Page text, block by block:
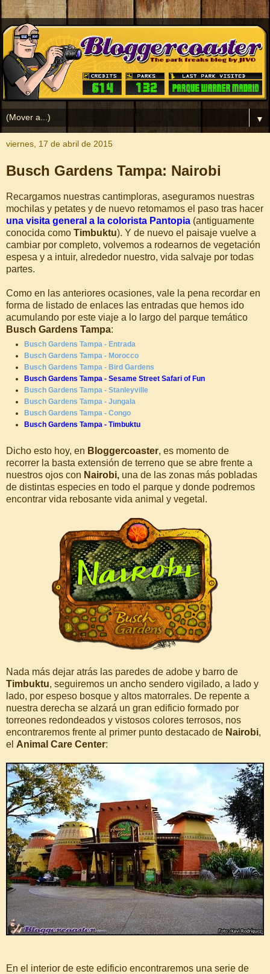
▼
viernes, 17 de abril de 2015
Busch Gardens Tampa: Nairobi
Recargamos nuestras cantimploras, aseguramos nuestras
mochilas y petates y de nuevo retomamos el paso tras hacer
una visita general a la colorista Pantopia (antiguamente
conocida como Timbuktu). Y de nuevo el paisaje vuelve a
cambiar por completo, volvemos a rodearnos de vegetación
espesa y a intuir, alrededor nuestro, vida salvaje por todas
partes.
Como en las anteriores ocasiones, vale la pena recordar en
forma de listado de enlaces las entradas que hemos ido
acumulando por este viaje a lo largo del parque temático
Busch Gardens Tampa:
Busch Gardens Tampa - Entrada
Busch Gardens Tampa - Morocco
Busch Gardens Tampa - Bird Gardens
Busch Gardens Tampa - Sesame Street Safari of Fun
Busch Gardens Tampa - Stanleyville
Busch Gardens Tampa - Jungala
Busch Gardens Tampa - Congo
Busch Gardens Tampa - Timbuktu
Dicho esto hoy, en Bloggercoaster, es momento de
recorrer la basta extensión de terreno que se abre frente a
nuestros ojos con Nairobi, una de las zonas más pobladas
de distintas especies en todo el parque y donde podremos
encontrar vida rebosante vida animal y vegetal.
Nada más dejar atrás las paredes de adobe y barro de
Timbuktu, seguiremos un ancho sendero vigilado, a lado y
lado, por espeso bosque y altos matorrales. De repente a
nuestra derecha se alzará un gran edificio formado por
torreones redondeados y vistosos colores terrosos, nos
encontraremos frente al primer punto destacado de Nairobi,
el Animal Care Center:
En el interior de este edificio encontraremos una serie de